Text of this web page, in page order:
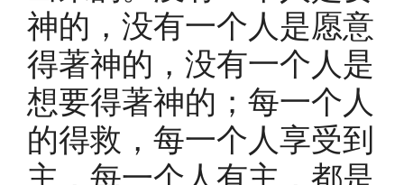
神的，没有一个人是愿意
得著神的，没有一个人是
想要得著神的；每一个人
的得救，每一个人享受到
主，每一个人有主，都是